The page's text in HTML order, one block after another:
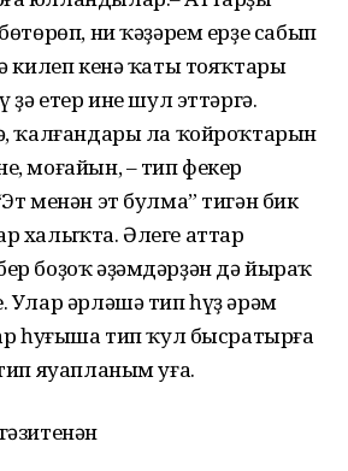
ни ҡәҙәрем ерҙе сабып
килеп кенә ҡаты тояҡтары
ҙә етер ине шул эттәргә.
ҡалғандары ла ҡойроҡтарын
моғайын, – тип фекер
менән эт булма” тигән бик
халыҡта. Әлеге аттар
боҙоҡ әҙәмдәрҙән дә йыраҡ
Улар әрләшә тип һүҙ әрәм
һуғыша тип ҡул бысратырға
яуапланым уға.